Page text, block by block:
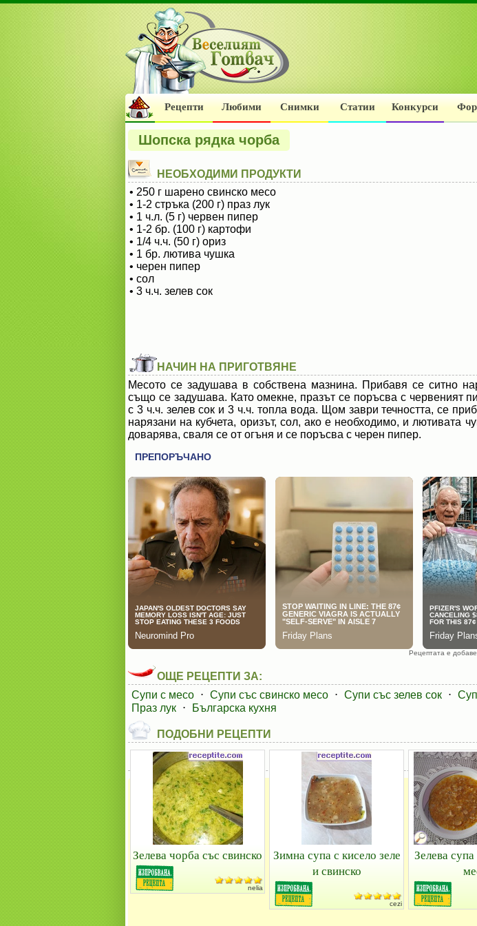
Рецепти Любими Снимки Статии Конкурси
Шопска рядка чорба
НЕОБХОДИМИ ПРОДУКТИ
• 250 г шарено свинско месо
• 1-2 стръка (200 г) праз лук
• 1 ч.л. (5 г) червен пипер
• 1-2 бр. (100 г) картофи
• 1/4 ч.ч. (50 г) ориз
• 1 бр. лютива чушка
• черен пипер
• сол
• 3 ч.ч. зелев сок
НАЧИН НА ПРИГОТВЯНЕ
Месото се задушава в собствена мазнина. Прибавя се ситно
също се задушава. Като омекне, празът се поръсва с червеният
с 3 ч.ч. зелев сок и 3 ч.ч. топла вода. Щом заври течността, се
нарязани на кубчета, оризът, сол, ако е необходимо, и лютивата
доварява, сваля се от огъня и се поръсва с черен пипер.
Рецептата е
ОЩЕ РЕЦЕПТИ ЗА:
Супи с месо ⋅ Супи със свинско месо ⋅ Супи със зелев сок ⋅
Праз лук ⋅ Българска кухня
ПОДОБНИ РЕЦЕПТИ
Зелева чорба със свинско
nelia
Зимна супа с кисело зеле
и свинско
cezi
Зелева